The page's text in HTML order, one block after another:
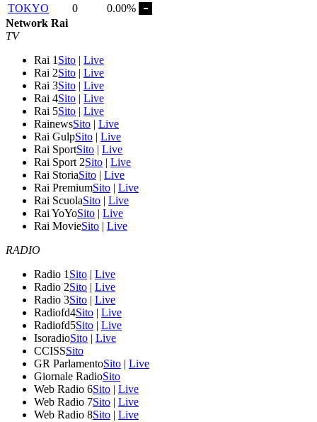
TOKYO
0
0.00%
Network Rai
TV
Rai 1 Sito | Live
Rai 2Sito | Live
Rai 3Sito | Live
Rai 4Sito | Live
Rai 5Sito | Live
RainewsSito | Live
Rai GulpSito | Live
Rai SportSito | Live
Rai Sport 2Sito | Live
Rai StoriaSito | Live
Rai PremiumSito | Live
Rai ScuolaSito | Live
Rai YoYoSito | Live
Rai MovieSito | Live
RADIO
Radio 1 Sito | Live
Radio 2Sito | Live
Radio 3Sito | Live
Radiofd4Sito | Live
Radiofd5Sito | Live
IsoradioSito | Live
CCISSSito
GR ParlamentoSito | Live
Giornale RadioSito
Web Radio 6Sito | Live
Web Radio 7Sito | Live
Web Radio 8Sito | Live